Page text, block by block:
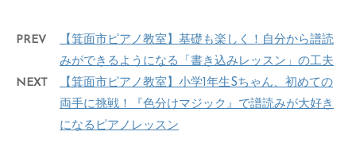
PREV
【箕面市ピアノ教室】基礎も楽しく！自分から譜読
みができるようになる「書き込みレッスン」の工夫
NEXT
【箕面市ピアノ教室】小学1年生Sちゃん、初めての
両手に挑戦！『色分けマジック』で譜読みが大好き
になるピアノレッスン